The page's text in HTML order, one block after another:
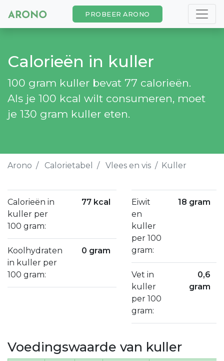
PROBEER ARONO
Calorieën in kuller
100 gram kuller bevat 77 calorieën.
Als je 100 kcal wilt consumeren, moet
je 130 gram kuller eten.
Arono Calorietabel Vlees en vis Kuller
Calorieën in
kuller per
100 gram:
77 kcal
Koolhydraten
in kuller per
100 gram:
0 gram
Eiwit
en
kuller
per 100
gram:
18 gram
Vet in
kuller
per 100
gram:
0,6
gram
Voedingswaarde van kuller